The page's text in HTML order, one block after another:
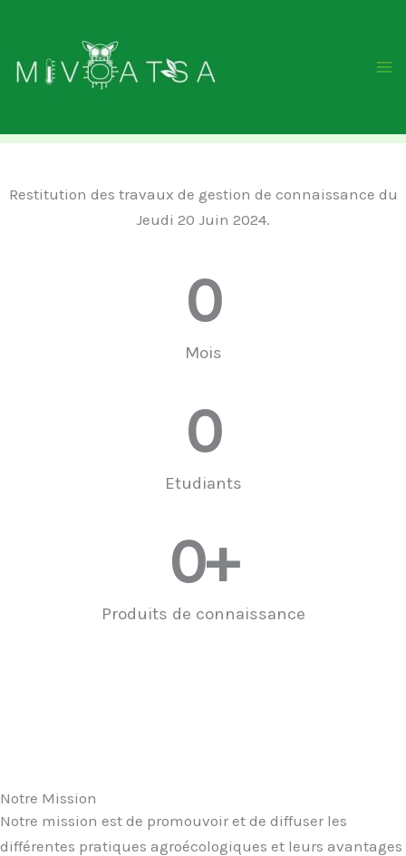
contenu
Restitution des travaux de gestion de connaissance du
Jeudi 20 Juin 2024.
Mois
0
Etudiants
0
Produits de connaissance
0+
Notre Mission
Notre mission est de promouvoir et de diffuser les
différentes pratiques agroécologiques et leurs avantages